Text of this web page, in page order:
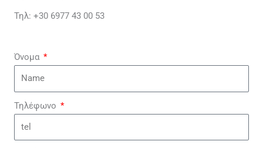
Τηλ: +30 6977 43 00 53
Όνομα
Τηλέφωνο